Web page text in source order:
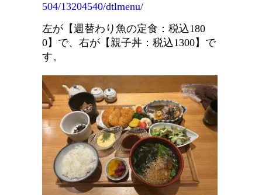
504/13204540/dtlmenu/
左が【週替わり魚の定食：税込180
0】で、右が【親子丼：税込1300】で
す。